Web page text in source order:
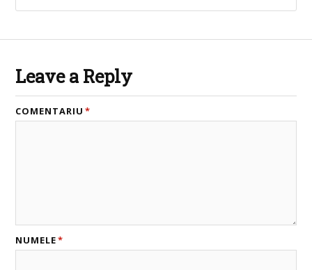
Leave a Reply
COMENTARIU *
NUMELE*